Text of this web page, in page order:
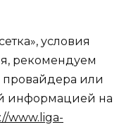
условия
рекомендуем
или
информацией на
www.liga-